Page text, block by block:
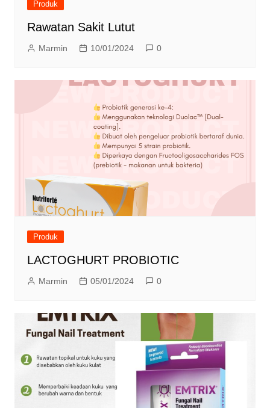
Produk
Rawatan Sakit Lutut
Marmin 10/01/2024 0
Produk
LACTOGHURT PROBIOTIC
Marmin 05/01/2024 0